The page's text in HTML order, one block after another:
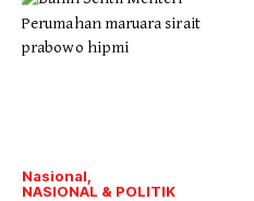
Nasional
NASIONAL & POLITIK